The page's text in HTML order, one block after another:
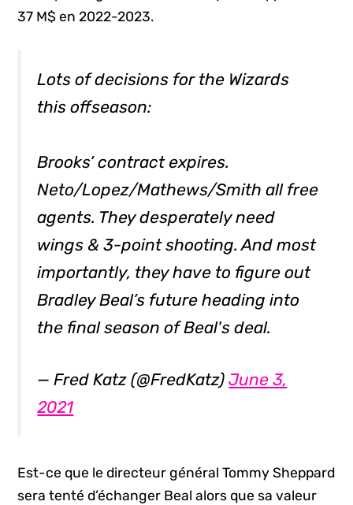
37 M$ en 2022-2023.
Lots of decisions for the Wizards
this offseason:
Brooks’ contract expires.
Neto/Lopez/Mathews/Smith all free
agents. They desperately need
wings & 3-point shooting. And most
importantly, they have to figure out
Bradley Beal’s future heading into
the final season of Beal's deal.
— Fred Katz (@FredKatz)June 3,
2021
Est-ce que le directeur général Tommy Sheppard
sera tenté d’échanger Beal alors que sa valeur